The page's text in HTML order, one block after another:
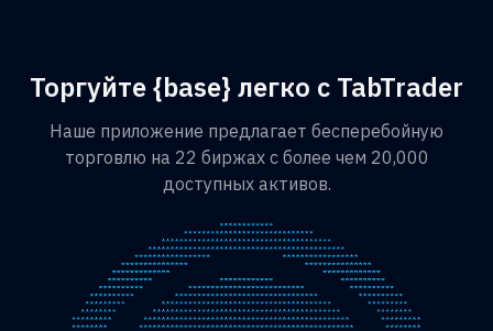
Торгуйте {base} легко с TabTrader
Наше приложение предлагает бесперебойную
торговлю на 22 биржах с более чем 20,000
доступных активов.